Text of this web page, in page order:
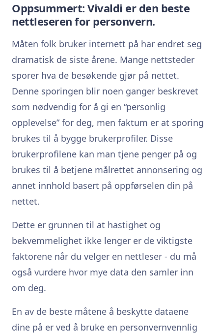
Oppsummert: Vivaldi er den beste
nettleseren for personvern.
Måten folk bruker internett på har endret seg
dramatisk de siste årene. Mange nettsteder
sporer hva de besøkende gjør på nettet.
Denne sporingen blir noen ganger beskrevet
som nødvendig for å gi en “personlig
opplevelse” for deg, men faktum er at sporing
brukes til å bygge brukerprofiler. Disse
brukerprofilene kan man tjene penger på og
brukes til å betjene målrettet annonsering og
annet innhold basert på oppførselen din på
nettet.
Dette er grunnen til at hastighet og
bekvemmelighet ikke lenger er de viktigste
faktorene når du velger en nettleser - du må
også vurdere hvor mye data den samler inn
om deg.
En av de beste måtene å beskytte dataene
dine på er ved å bruke en personvernvennlig